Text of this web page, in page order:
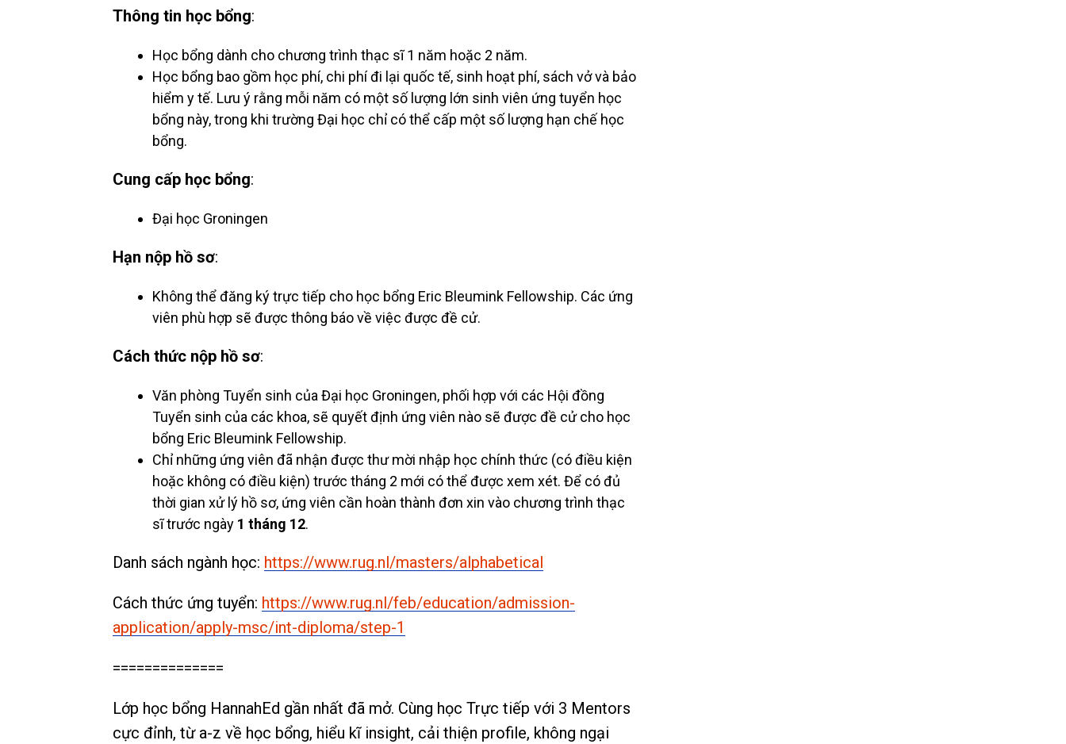
Thông tin học bổng:
Học bổng dành cho chương trình thạc sĩ 1 năm hoặc 2 năm.
Học bổng bao gồm học phí, chi phí đi lại quốc tế, sinh hoạt phí, sách vở và bảo
hiểm y tế. Lưu ý rằng mỗi năm có một số lượng lớn sinh viên ứng tuyển học
bổng này, trong khi trường Đại học chỉ có thể cấp một số lượng hạn chế học
bổng.
Cung cấp học bổng:
Đại học Groningen
Hạn nộp hồ sơ:
Không thể đăng ký trực tiếp cho học bổng Eric Bleumink Fellowship. Các ứng
viên phù hợp sẽ được thông báo về việc được đề cử.
Cách thức nộp hồ sơ:
Văn phòng Tuyển sinh của Đại học Groningen, phối hợp với các Hội đồng
Tuyển sinh của các khoa, sẽ quyết định ứng viên nào sẽ được đề cử cho học
bổng Eric Bleumink Fellowship.
Chỉ những ứng viên đã nhận được thư mời nhập học chính thức (có điều kiện
hoặc không có điều kiện) trước tháng 2 mới có thể được xem xét. Để có đủ
thời gian xử lý hồ sơ, ứng viên cần hoàn thành đơn xin vào chương trình thạc
sĩ trước ngày 1 tháng 12.
Danh sách ngành học: https://www.rug.nl/masters/alphabetical
Cách thức ứng tuyển: https://www.rug.nl/feb/education/admission-
application/apply-msc/int-diploma/step-1
==============
Lớp học bổng HannahEd gần nhất đã mở. Cùng học Trực tiếp với 3 Mentors
cực đỉnh, từ a-z về học bổng, hiểu kĩ insight, cải thiện profile, không ngại